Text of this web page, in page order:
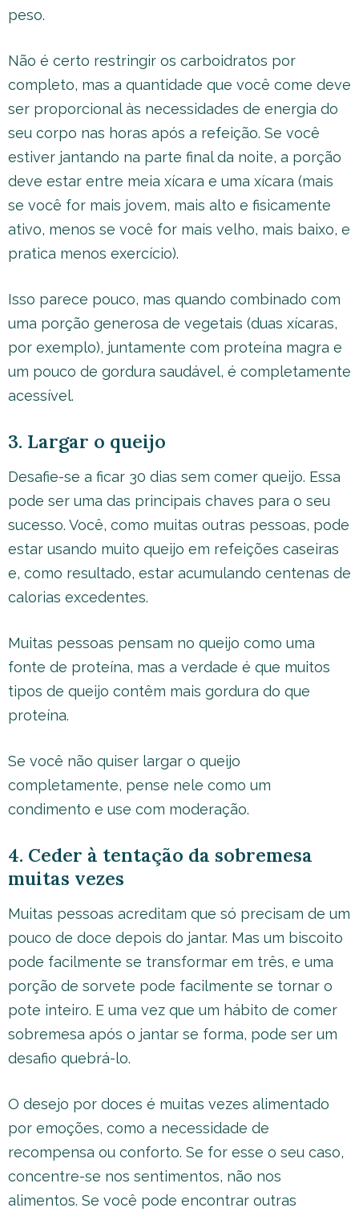
peso.
Não é certo restringir os carboidratos por
completo, mas a quantidade que você come deve
ser proporcional às necessidades de energia do
seu corpo nas horas após a refeição. Se você
estiver jantando na parte final da noite, a porção
deve estar entre meia xícara e uma xícara (mais
se você for mais jovem, mais alto e fisicamente
ativo, menos se você for mais velho, mais baixo, e
pratica menos exercício).
Isso parece pouco, mas quando combinado com
uma porção generosa de vegetais (duas xícaras,
por exemplo), juntamente com proteína magra e
um pouco de gordura saudável, é completamente
acessível.
3. Largar o queijo
Desafie-se a ficar 30 dias sem comer queijo. Essa
pode ser uma das principais chaves para o seu
sucesso. Você, como muitas outras pessoas, pode
estar usando muito queijo em refeições caseiras
e, como resultado, estar acumulando centenas de
calorias excedentes.
Muitas pessoas pensam no queijo como uma
fonte de proteína, mas a verdade é que muitos
tipos de queijo contêm mais gordura do que
proteína.
Se você não quiser largar o queijo
completamente, pense nele como um
condimento e use com moderação.
4. Ceder à tentação da sobremesa
muitas vezes
Muitas pessoas acreditam que só precisam de um
pouco de doce depois do jantar. Mas um biscoito
pode facilmente se transformar em três, e uma
porção de sorvete pode facilmente se tornar o
pote inteiro. E uma vez que um hábito de comer
sobremesa após o jantar se forma, pode ser um
desafio quebrá-lo.
O desejo por doces é muitas vezes alimentado
por emoções, como a necessidade de
recompensa ou conforto. Se for esse o seu caso,
concentre-se nos sentimentos, não nos
alimentos. Se você pode encontrar outras